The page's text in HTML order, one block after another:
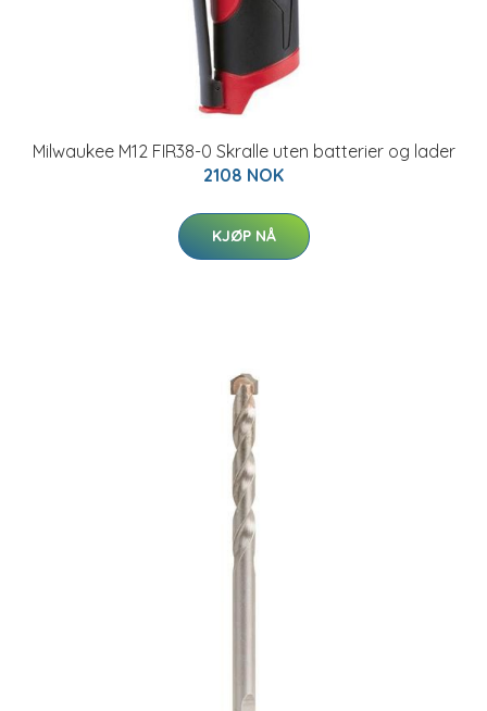
Milwaukee M12 FIR38-0 Skralle uten batterier og lader
2108 NOK
KJØP NÅ